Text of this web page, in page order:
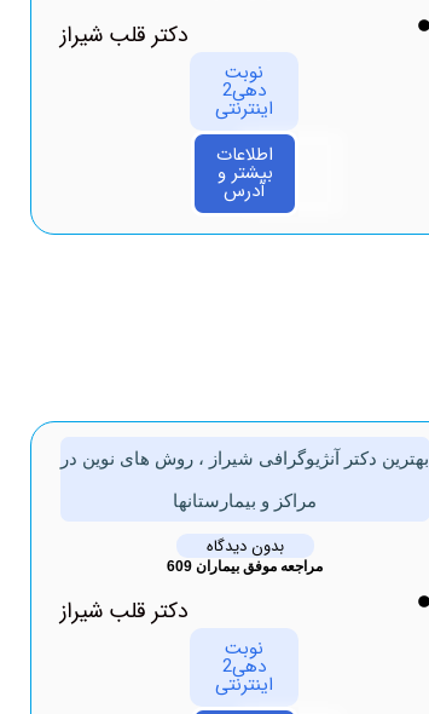
دکتر قلب شیراز
نوبت
دهی2
اینترنتی
اطلاعات
بیشتر و
آدرس
بهترین دکتر آنژیوگرافی شیراز ، روش های نوین در
مراکز و بیمارستانها
بدون دیدگاه
مراجعه موفق بیماران 609
دکتر قلب شیراز
نوبت
دهی2
اینترنتی